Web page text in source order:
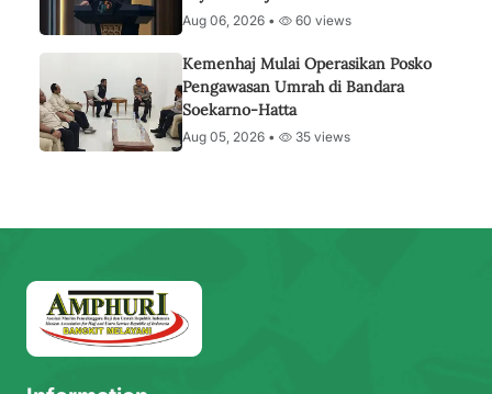
Aug 06, 2026 • 60 views
Kemenhaj Mulai Operasikan Posko
Pengawasan Umrah di Bandara
Soekarno-Hatta
Aug 05, 2026 • 35 views